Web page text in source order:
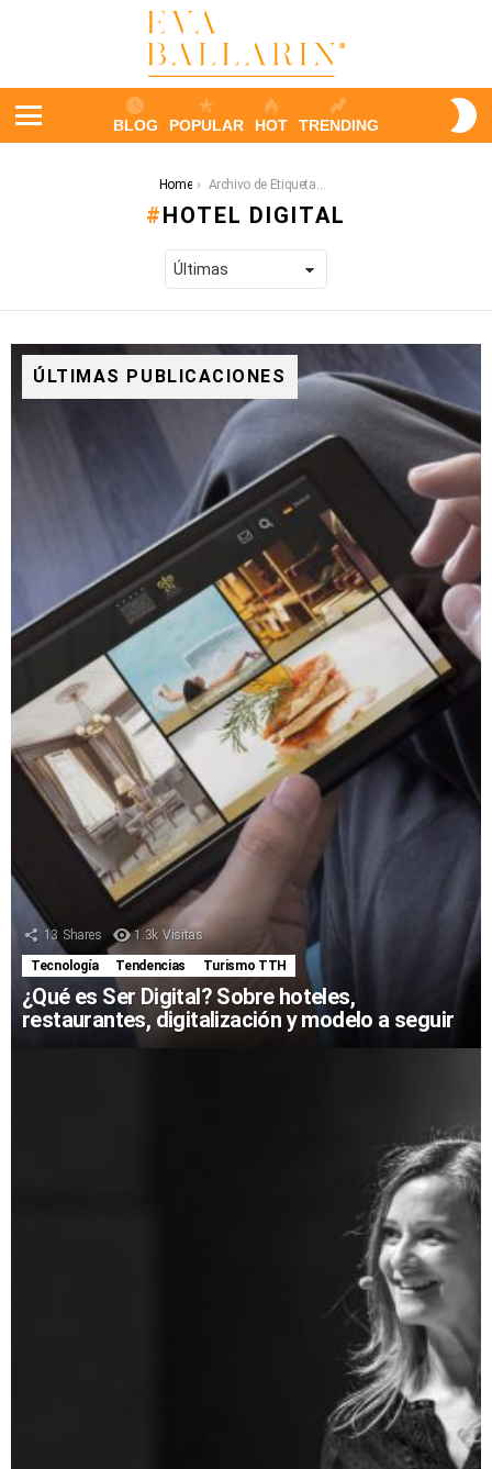
BLOG POPULAR HOT TRENDING
Home Archivo de Etiqueta: hotel digital
HOTEL DIGITAL
ÚLTIMAS PUBLICACIONES
13 Shares 1.3k Visitas
Tecnología
Tendencias Turismo TTH
¿Qué es Ser Digital? Sobre hoteles,
restaurantes, digitalización y modelo a seguir